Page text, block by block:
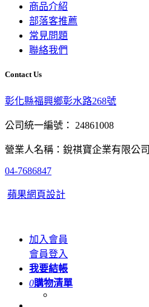
商品介紹
部落客推薦
常見問題
聯絡我們
Contact Us
彰化縣福興鄉彰水路268號
公司統一編號： 24861008
營業人名稱：銳祺寶企業有限公司
04-7686847
蘋果網頁設計
加入會員
會員登入
我要結帳
0購物清單